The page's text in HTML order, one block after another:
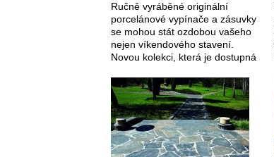
Ručně vyráběné originální
porcelánové vypínače a zásuvky
se mohou stát ozdobou vašeho
nejen víkendového stavení.
Novou kolekci, která je dostupná
variantách, nabízí světelný butik
Claro. Pro každý…